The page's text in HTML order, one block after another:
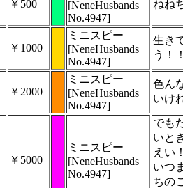
￥500
[NeneHusbands
No.4947]
ねね
￥1000
ミニスピー
[NeneHusbands
No.4947]
生き
う！
￥2000
ミニスピー
[NeneHusbands
No.4947]
色ん
いけ
￥5000
ミニスピー
[NeneHusbands
No.4947]
でも
いと
えい
いつ
ちの